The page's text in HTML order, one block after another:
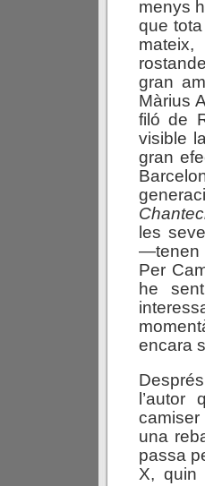
menys
que
gran
Màrius
filó de
visible
gran
les
—tenen
Per
he
encara
una
passa
X, quin